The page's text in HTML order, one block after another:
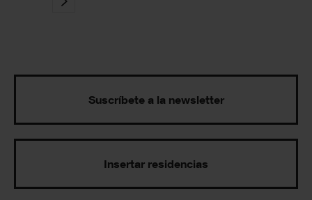
Suscríbete a la newsletter
Insertar residencias